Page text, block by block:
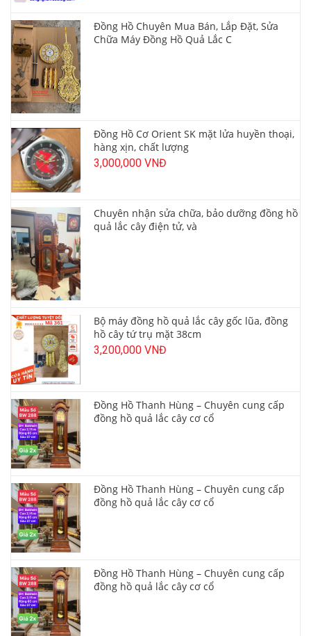
Đồng Hồ Chuyên Mua Bán, Lắp Đặt, Sửa
Chữa Máy Đồng Hồ Quả Lắc C
Đồng Hồ Cơ Orient SK mặt lửa huyền thoại,
hàng xịn, chất lượng
3,000,000 VNĐ
Chuyên nhận sửa chữa, bảo dưỡng đồng hồ
quả lắc cây điện tử, và
Bộ máy đồng hồ quả lắc cây gốc lũa, đồng
hồ cây tứ trụ mặt 38cm
3,200,000 VNĐ
Đồng Hồ Thanh Hùng – Chuyên cung cấp
đồng hồ quả lắc cây cơ cổ
Đồng Hồ Thanh Hùng – Chuyên cung cấp
đồng hồ quả lắc cây cơ cổ
Đồng Hồ Thanh Hùng – Chuyên cung cấp
đồng hồ quả lắc cây cơ cổ